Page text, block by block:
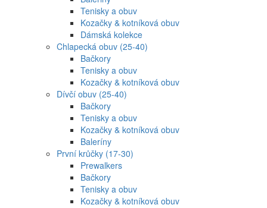
Tenisky a obuv
Kozačky & kotníková obuv
Dámská kolekce
Chlapecká obuv (25-40)
Bačkory
Tenisky a obuv
Kozačky & kotníková obuv
Dívčí obuv (25-40)
Bačkory
Tenisky a obuv
Kozačky & kotníková obuv
Baleríny
První krůčky (17-30)
Prewalkers
Bačkory
Tenisky a obuv
Kozačky & kotníková obuv